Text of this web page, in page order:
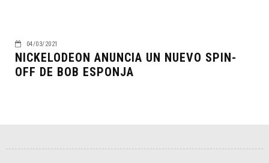
04/03/2021
NICKELODEON ANUNCIA UN NUEVO SPIN-
OFF DE BOB ESPONJA